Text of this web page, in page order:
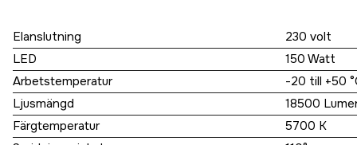
Elanslutning
230 volt
LED
150 Watt
Arbetstemperatur
-20 till +50
Ljusmängd
18500
Färgtemperatur
5700 K